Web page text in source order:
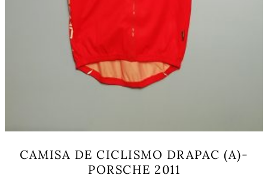
CAMISA DE CICLISMO DRAPAC (A)-
PORSCHE 2011